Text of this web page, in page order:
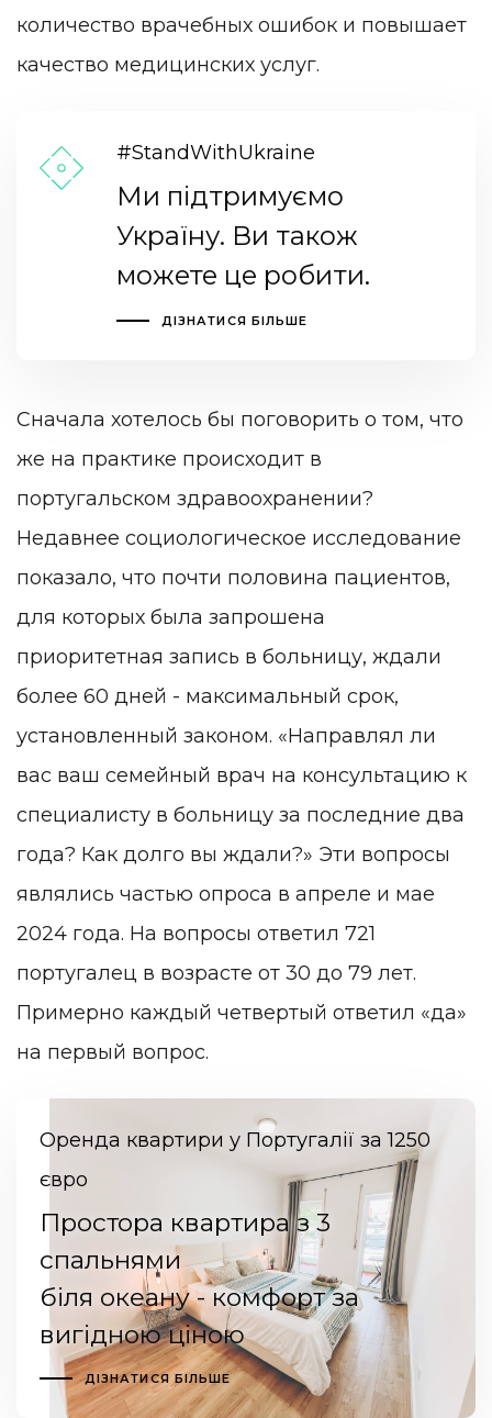
количество врачебных ошибок и повышает
качество медицинских услуг.
#StandWithUkraine
Ми підтримуємо
Україну. Ви також
можете це робити.
ДІЗНАТИСЯ БІЛЬШЕ
Сначала хотелось бы поговорить о том, что
же на практике происходит в
португальском здравоохранении?
Недавнее социологическое исследование
показало, что почти половина пациентов,
для которых была запрошена
приоритетная запись в больницу, ждали
более 60 дней - максимальный срок,
установленный законом. «Направлял ли
вас ваш семейный врач на консультацию к
специалисту в больницу за последние два
года? Как долго вы ждали?» Эти вопросы
являлись частью опроса в апреле и мае
2024 года. На вопросы ответил 721
португалец в возрасте от 30 до 79 лет.
Примерно каждый четвертый ответил «да»
на первый вопрос.
Оренда квартири у Португалії за 1250
євро
Простора квартира з 3
спальнями
біля океану - комфорт за
вигідною ціною
ДІЗНАТИСЯ БІЛЬШЕ